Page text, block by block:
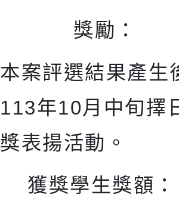
獎勵：
本案評選結果產生
113年10月中旬擇
獎表揚活動。
獲獎學生獎額：